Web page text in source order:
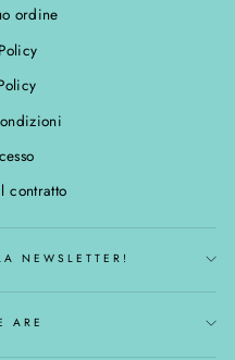
ordine
contratto
NEWSLETTER!
ARE